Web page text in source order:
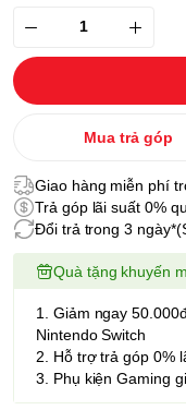
Mua trả góp
Giao hàng miễn phí
Trả góp lãi suất 0%
Đổi trả trong 3
Quà tặng khuyến
1. Giảm ngay
Nintendo Switch
2. Hỗ trợ trả góp 0%
3. Phụ kiện Gaming